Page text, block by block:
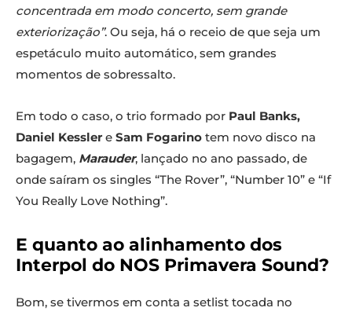
concentrada em modo concerto, sem grande
exteriorização”. Ou seja, há o receio de que seja um
espetáculo muito automático, sem grandes
momentos de sobressalto.
Em todo o caso, o trio formado por Paul Banks,
Daniel Kessler e Sam Fogarino tem novo disco na
bagagem, Marauder, lançado no ano passado, de
onde saíram os singles “The Rover”, “Number 10” e “If
You Really Love Nothing”.
E quanto ao alinhamento dos
Interpol do NOS Primavera Sound?
Bom, se tivermos em conta a setlist tocada no